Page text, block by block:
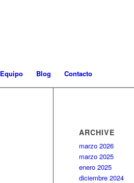
Equipo Blog Contacto
ARCHIVE
marzo 2026
marzo 2025
enero 2025
diciembre 2024